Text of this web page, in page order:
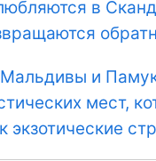
в
и
мест,
экзотические